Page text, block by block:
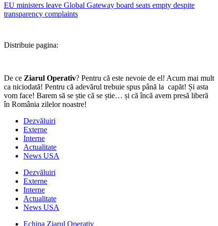
EU ministers leave Global Gateway board seats empty despite
transparency complaints
Distribuie pagina:
De ce Ziarul Operativ? Pentru că este nevoie de el! Acum mai mult
ca niciodată! Pentru că adevărul trebuie spus până la capăt! Și asta
vom face! Barem să se știe că se știe… și că încă avem presă liberă
în România zilelor noastre!
Dezvăluiri
Externe
Interne
Actualitate
News USA
Dezvăluiri
Externe
Interne
Actualitate
News USA
Echipa Ziarul Operativ